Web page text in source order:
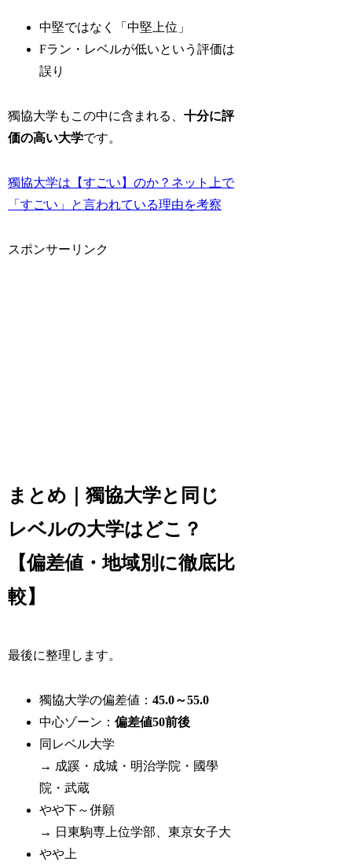
中堅ではなく「中堅上位」
Fラン・レベルが低いという評価は
誤り
獨協大学もこの中に含まれる、十分に評
価の高い大学です。
獨協大学は【すごい】のか？ネット上で
「すごい」と言われている理由を考察
スポンサーリンク
まとめ｜獨協大学と同じ
レベルの大学はどこ？
【偏差値・地域別に徹底比
較】
最後に整理します。
獨協大学の偏差値：45.0～55.0
中心ゾーン：偏差値50前後
同レベル大学
→ 成蹊・成城・明治学院・國學
院・武蔵
やや下～併願
→ 日東駒専上位学部、東京女子大
やや上